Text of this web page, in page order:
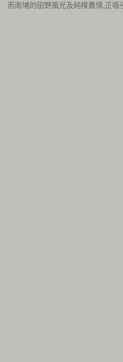
而南埔的田野風光及純樸農情,正吸